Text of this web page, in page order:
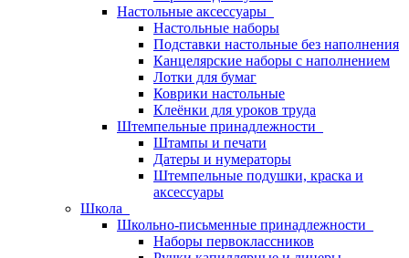
Настольные аксессуары
Настольные наборы
Подставки настольные без наполнения
Канцелярские наборы с наполнением
Лотки для бумаг
Коврики настольные
Клеёнки для уроков труда
Штемпельные принадлежности
Штампы и печати
Датеры и нумераторы
Штемпельные подушки, краска и
аксессуары
Школа
Школьно-письменные принадлежности
Наборы первоклассников